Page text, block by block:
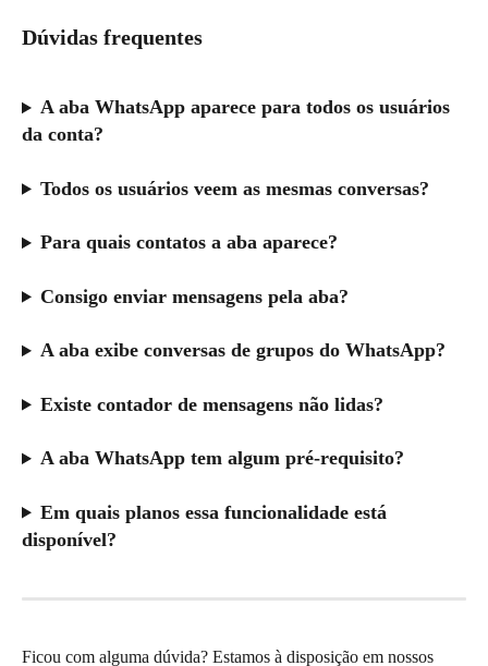
Dúvidas frequentes
A aba WhatsApp aparece para todos os usuários
da conta?
Todos os usuários veem as mesmas conversas?
Para quais contatos a aba aparece?
Consigo enviar mensagens pela aba?
A aba exibe conversas de grupos do WhatsApp?
Existe contador de mensagens não lidas?
A aba WhatsApp tem algum pré-requisito?
Em quais planos essa funcionalidade está
disponível?
Ficou com alguma dúvida? Estamos à disposição em nossos